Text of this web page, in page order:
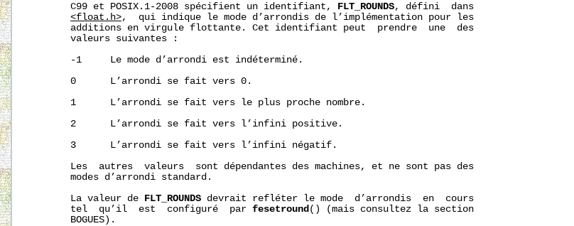
       C99 et POSIX.1-2008 spécifient un identifiant,
FLT_ROUNDS, défini  dans
<float.h>,  qui indique le mode d’arrondis de l’implémentation pour les
       additions en virgule flottante. Cet identifiant peut  prendre  une  des
       valeurs suivantes :
       -1     Le mode d’arrondi est indéterminé.
       0      L’arrondi se fait vers 0.
       1      L’arrondi se fait vers le plus proche nombre.
       2      L’arrondi se fait vers l’infini positive.
       3      L’arrondi se fait vers l’infini négatif.
       Les  autres  valeurs  sont dépendantes des machines, et ne sont pas des
       modes d’arrondi standard.
       La valeur de
FLT_ROUNDS devrait refléter le mode  d’arrondis  en  cours
       tel  qu’il  est  configuré  par
fesetround () (mais consultez la section
       BOGUES).